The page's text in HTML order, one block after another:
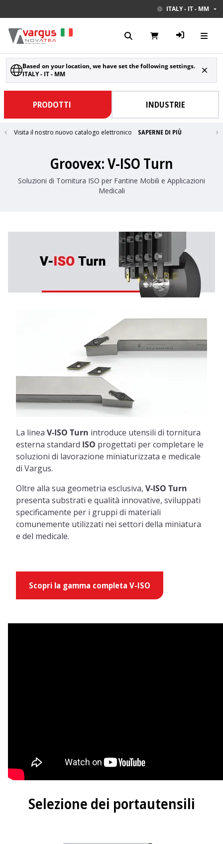
ITALY - IT - MM
Based on your location, we have set the following settings.
ITALY - IT - MM
PRODOTTI INDUSTRIE
Visita il nostro nuovo catalogo elettronico SAPERNE DI PIÙ
Groovex: V-ISO Turn
Soluzioni di Tornitura ISO per Fantine Mobili e Applicazioni
Medicali
La linea V-ISO Turn introduce utensili di tornitura
esterna standard ISO progettati per completare le
soluzioni di lavorazione miniaturizzata e medicale
di Vargus.
Oltre alla sua geometria esclusiva, V-ISO Turn
presenta substrati e qualità innovative, sviluppati
specificamente per i gruppi di materiali
comunemente utilizzati nei settori della miniatura
e del medicale.
Scopri la gamma completa V-ISO
Selezione dei portautensili